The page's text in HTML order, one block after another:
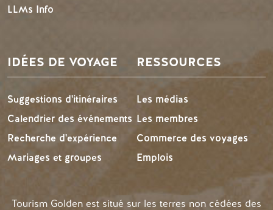
LLMs Info
IDÉES DE VOYAGE
Suggestions d'itinéraires
Calendrier des événements
Recherche d'expérience
Mariages et groupes
RESSOURCES
Les médias
Les membres
Commerce des voyages
Emplois
Tourism Golden est situé sur les terres non cédées des